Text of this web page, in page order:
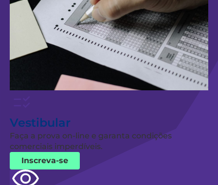
Vestibular
Faça a prova on-line e garanta condições
comerciais imperdíveis.
Inscreva-se